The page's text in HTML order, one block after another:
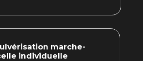
marche-
individuelle